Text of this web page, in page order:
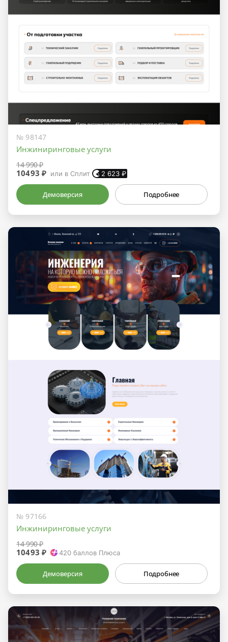
№ 98147
Инжиниринговые услуги
14 990 ₽
10493 ₽ или в Сплит 2 623 ₽
Демоверсия Подробнее
№ 97166
Инжиниринговые услуги
14 990 ₽
10493 ₽ 420 баллов Плюса
Демоверсия Подробнее